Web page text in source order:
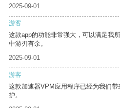
2025-09-01
游客
这款app的功能非常强大，可以满足我
中游刃有余。
2025-09-01
游客
这款加速器VPM应用程序已经为我们
护。